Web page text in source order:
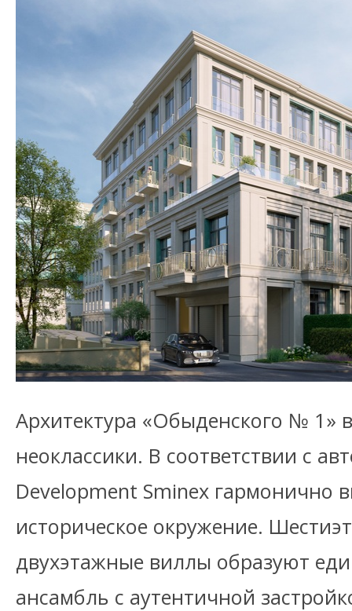
Архитектура «Обыденского № 1»
неоклассики. В соответствии с
Development Sminex гармонично
историческое окружение.
двухэтажные виллы образуют
ансамбль с аутентичной